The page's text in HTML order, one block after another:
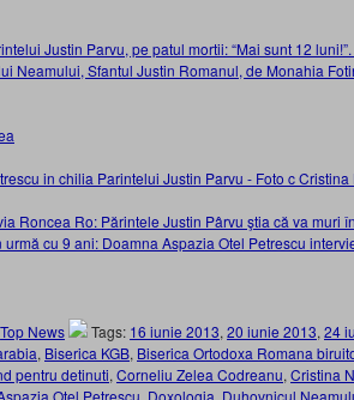
Justin Parvu, pe patul mortii: “Mai sunt 12
Neamului, Sfantul Justin Romanul, de Monahia
Roncea Ro: Părintele Justin Pârvu ştia că va muri
cu 9 ani: Doamna Aspazia Otel Petrescu
Top News Tags: 16 iunie 2013, 20 iunie 2013, 24
, Biserica KGB, Biserica Ortodoxa Romana
pentru detinuti, Corneliu Zelea Codreanu, Cristina
Otel Petrescu Doxologia Duhovnicul